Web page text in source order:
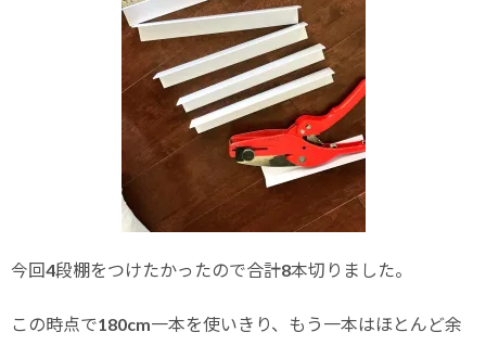
今回4段棚をつけたかったので合計8本切りました。
この時点で180cm一本を使いきり、もう一本はほとんど余